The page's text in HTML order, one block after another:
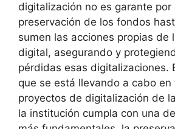
digitalización no es garante por
preservación de los fondos
sumen las acciones propias de
digital, asegurando y
pérdidas esas digitalizaciones.
que se está llevando a cabo en
proyectos de digitalización de
la institución cumpla con una